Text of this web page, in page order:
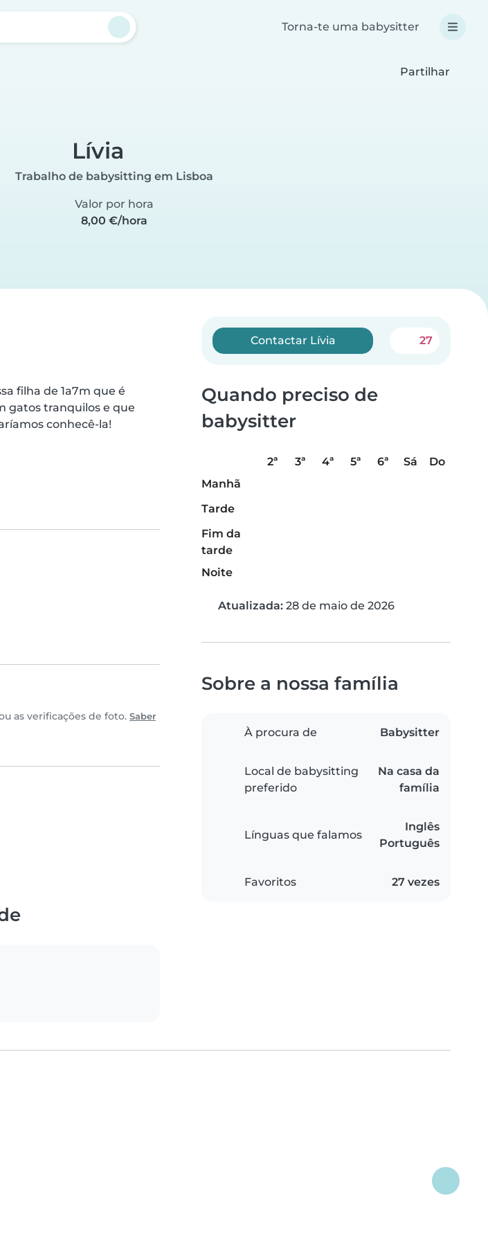
Torna-te uma babysitter
Partilhar
Lívia
Trabalho de babysitting em Lisboa
Valor por hora
8,00 €/hora
filha de 1a7m que é
gatos tranquilos e que
conhecê-la!
as verificações de foto. Saber
Contactar Lívia 27
Quando preciso de
babysitter
2ª 3ª 4ª 5ª 6ª Sá
Do
Manhã
Tarde
Fim da
tarde
Noite
Atualizada: 28 de maio de 2026
Sobre a nossa família
À procura de Babysitter
Local de babysitting
preferido
Na casa da
família
Línguas que falamos
Inglês
Português
Favoritos 27 vezes